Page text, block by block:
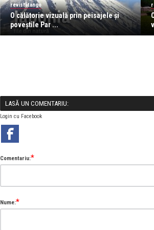
revistatango
O călătorie vizuală prin peisajele și
poveștile Par ...
LASĂ UN COMENTARIU:
Login cu Facebook
Comentariu:*
Nume:*